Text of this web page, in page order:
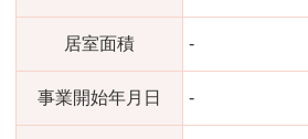
居室面積 -
事業開始年月日 -